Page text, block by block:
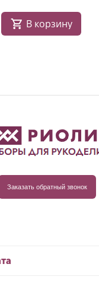
В корзину
Заказать обратный звонок